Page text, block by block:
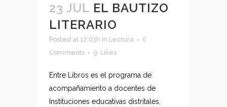
23 JUL EL BAUTIZO
LITERARIO
Posted at 17:03h in Lectura
0
Comments
9 Likes
Entre Libros es el programa de
acompañamiento a docentes de
Instituciones educativas distritales,